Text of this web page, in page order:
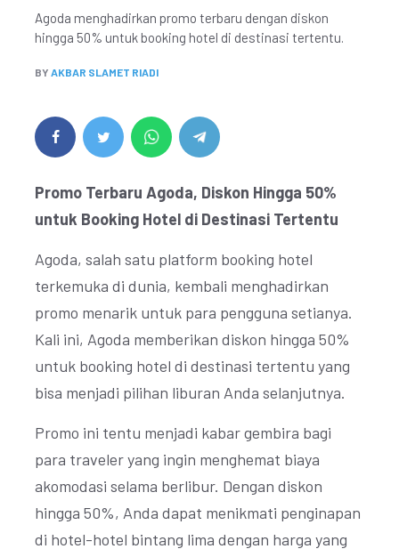
Agoda menghadirkan promo terbaru dengan diskon
hingga 50% untuk booking hotel di destinasi tertentu.
BY AKBAR SLAMET RIADI
Promo Terbaru Agoda, Diskon Hingga 50%
untuk Booking Hotel di Destinasi Tertentu
Agoda, salah satu platform booking hotel
terkemuka di dunia, kembali menghadirkan
promo menarik untuk para pengguna setianya.
Kali ini, Agoda memberikan diskon hingga 50%
untuk booking hotel di destinasi tertentu yang
bisa menjadi pilihan liburan Anda selanjutnya.
Promo ini tentu menjadi kabar gembira bagi
para traveler yang ingin menghemat biaya
akomodasi selama berlibur. Dengan diskon
hingga 50%, Anda dapat menikmati penginapan
di hotel-hotel bintang lima dengan harga yang